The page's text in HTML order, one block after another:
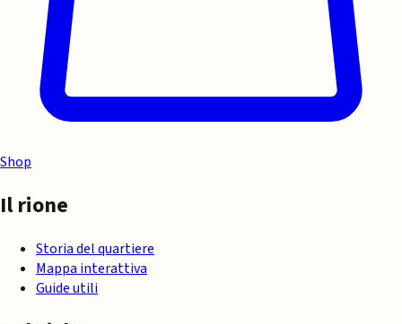
Shop
Il rione
Storia del quartiere
Mappa interattiva
Guide utili